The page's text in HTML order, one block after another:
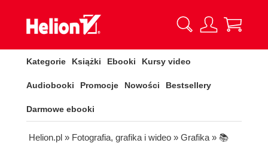
Kategorie Książki Ebooki Kursy video
Audiobooki Promocje Nowości Bestsellery
Darmowe ebooki
Helion.pl » Fotografia, grafika i wideo » Grafika » 📚